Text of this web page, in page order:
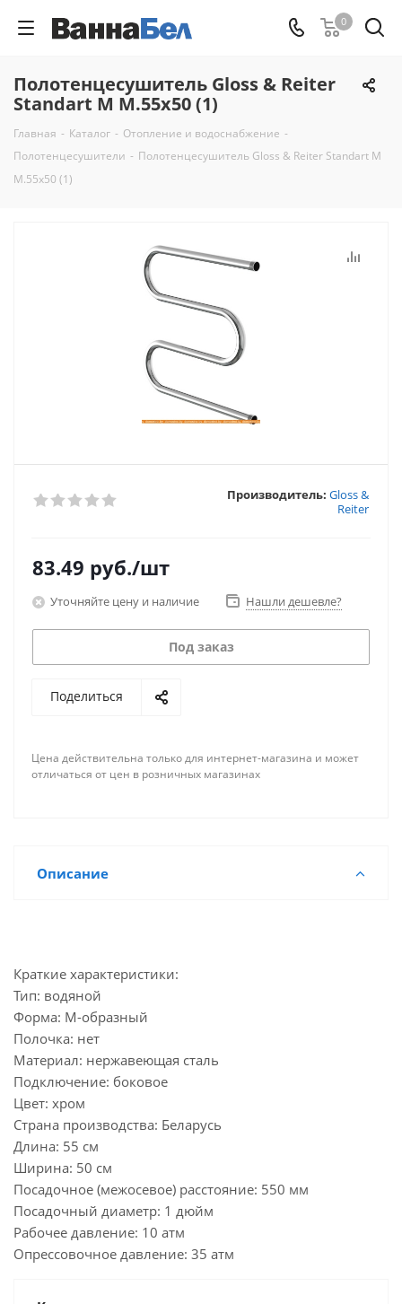
0
Полотенцесушитель Gloss & Reiter
Standart M М.55х50 (1)
Главная - Каталог - Отопление и водоснабжение -
Полотенцесушители - Полотенцесушитель Gloss & Reiter Standart M
М.55х50 (1)
Производитель: Gloss &
Reiter
83.49 руб./шт
Уточняйте цену и наличие Нашли дешевле?
Под заказ
Поделиться
Цена действительна только для интернет-магазина и может
отличаться от цен в розничных магазинах
Описание
Краткие характеристики:
Тип: водяной
Форма: М-образный
Полочка: нет
Материал: нержавеющая сталь
Подключение: боковое
Цвет: хром
Страна производства: Беларусь
Длина: 55 см
Ширина: 50 см
Посадочное (межосевое) расстояние: 550 мм
Посадочный диаметр: 1 дюйм
Рабочее давление: 10 атм
Опрессовочное давление: 35 атм